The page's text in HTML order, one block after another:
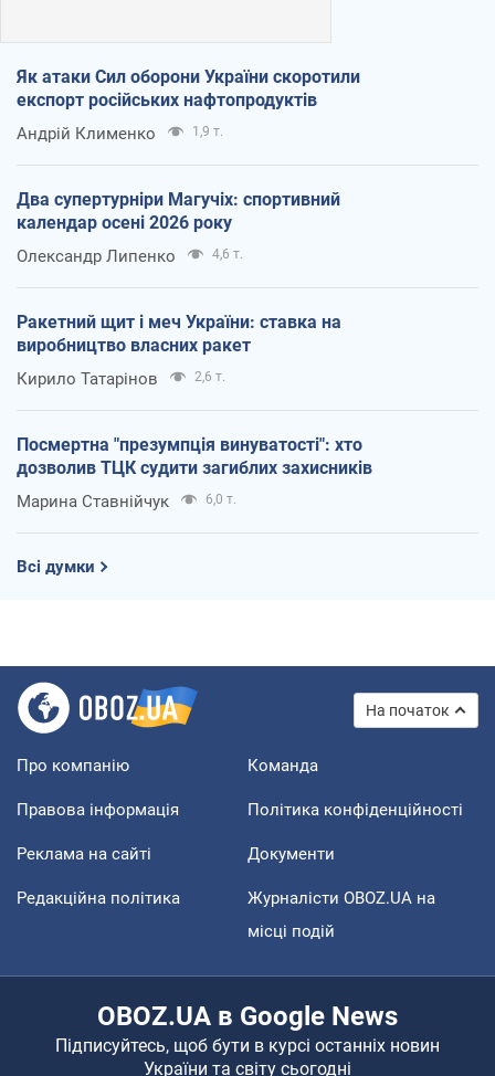
Як атаки Сил оборони України скоротили
експорт російських нафтопродуктів
Андрій Клименко 1,9 т.
Два супертурніри Магучіх: спортивний
календар осені 2026 року
Олександр Липенко 4,6 т.
Ракетний щит і меч України: ставка на
виробництво власних ракет
Кирило Татарінов 2,6 т.
Посмертна "презумпція винуватості": хто
дозволив ТЦК судити загиблих захисників
Марина Ставнійчук 6,0 т.
Всі думки
На початок
Про компанію Команда
Правова інформація Політика конфіденційності
Реклама на сайті Документи
Редакційна політика
Журналісти OBOZ.UA на
місці подій
OBOZ.UA в Google News
Підписуйтесь, щоб бути в курсі останніх новин
України та світу сьогодні